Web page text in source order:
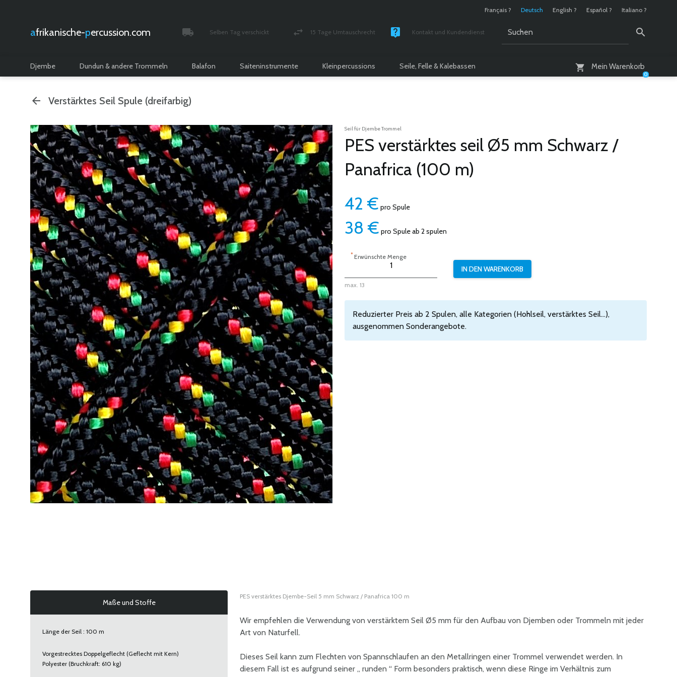
Français ? Deutsch English ? Español ? Italiano ?
afrikanische- percussion.com Selben Tag verschickt 15 Tage Umtauschrecht Kontakt und Kundendienst
Mein Warenkorb
0
Djembe Dundun & andere Trommeln Balafon Saiteninstrumente Kleinpercussions Seile, Felle & Kalebassen
Verstärktes Seil Spule (dreifarbig)
Seil für Djembe Trommel
PES verstärktes seil Ø5 mm Schwarz /
Panafrica (100 m)
42 € pro Spule
38 € pro Spule ab 2 spulen
*Erwünschte Menge
max. 13
Reduzierter Preis ab 2 Spulen, alle Kategorien (Hohlseil, verstärktes Seil...),
ausgenommen Sonderangebote.
Maße und Stoffe
Länge der Seil : 100 m
Vorgestrecktes Doppelgeflecht (Geflecht mit Kern)
Polyester (Bruchkraft: 610 kg)
PES verstärktes Djembe-Seil 5 mm Schwarz / Panafrica 100 m
Wir empfehlen die Verwendung von verstärktem Seil Ø5 mm für den Aufbau von Djemben oder Trommeln mit jeder
Art von Naturfell.
Dieses Seil kann zum Flechten von Spannschlaufen an den Metallringen einer Trommel verwendet werden. In
diesem Fall ist es aufgrund seiner „ runden “ Form besonders praktisch, wenn diese Ringe im Verhältnis zum